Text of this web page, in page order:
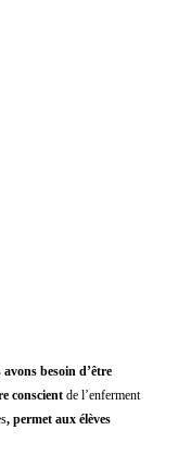
avons besoin d’être
conscient de l’enferment
, permet aux élèves